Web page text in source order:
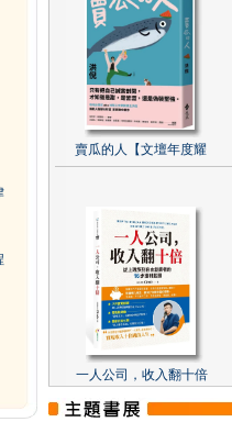
賣瓜的人【文壇年度耀
一人公司，收入翻十倍